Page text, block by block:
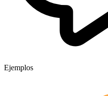
Ejemplos